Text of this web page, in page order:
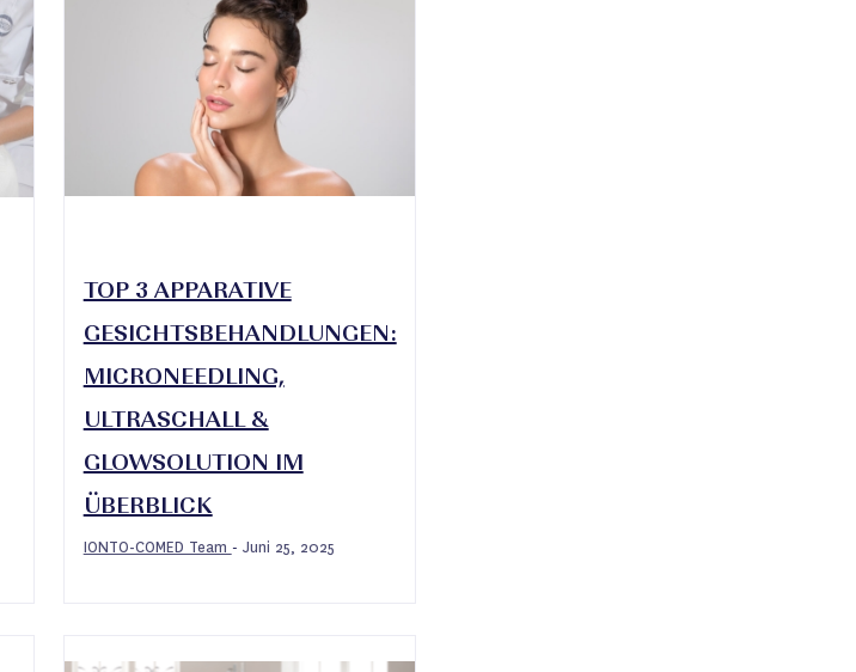
TOP 3 APPARATIVE
GESICHTSBEHANDLUNGEN:
MICRONEEDLING,
ULTRASCHALL &
GLOWSOLUTION IM
ÜBERBLICK
IONTO-COMED Team - Juni 25, 2025